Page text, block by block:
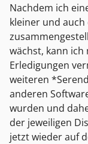
Nachdem ich
kleiner und
wächst, kann
Erledigungen
weiteren
anderen
wurden und
der jeweiligen
jetzt wieder auf